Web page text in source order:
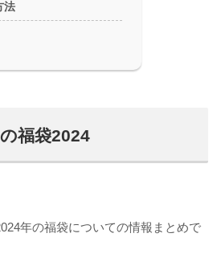
法
福袋2024
年の福袋についての情報まとめで